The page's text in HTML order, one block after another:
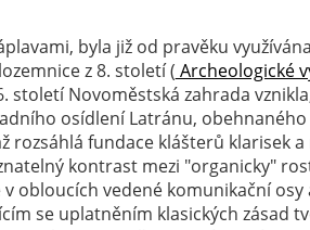
byla již od pravěku
z 8. století ( Archeologické
století Novoměstská zahrada
osídlení Latránu, obehnaného
rozsáhlá fundace klášterů klarisek
kontrast mezi "organicky"
obloucích vedené komunikační osy
se uplatněním klasických zásad